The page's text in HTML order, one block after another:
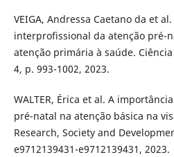
VEIGA, Andressa Caetano da et
interprofissional da atenção pré-
atenção primária à saúde.
4, p. 993-1002, 2023.
WALTER, Érica et al. A
pré-natal na atenção básica na
Research, Society and
e9712139431-e9712139431, 2023.